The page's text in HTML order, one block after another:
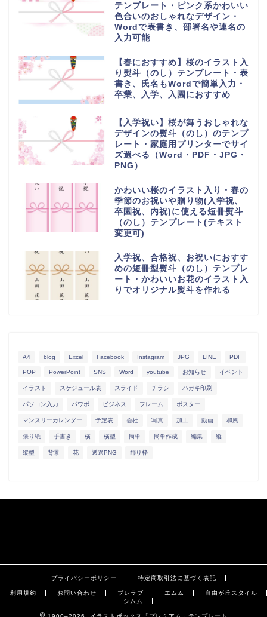
テンプレート・ピンク系かわいい
色合いのおしゃれなデザイン・
Wordで表書き、部署名や連名の
入力可能
【春におすすめ】桜のイラスト入
り熨斗（のし）テンプレート・表
書き、氏名もWordで簡単入力・
卒業、入学、入園におすすめ
【入学祝い】桜が舞うおしゃれな
デザインの熨斗（のし）のテンプ
レート・家庭用プリンターでサイ
ズ選べる（Word・PDF・JPG・
PNG）
かわいい桜のイラスト入り・春の
季節のお祝いや贈り物(入学祝、
卒園祝、内祝)に使える短冊熨斗
（のし）テンプレート(テキスト
変更可)
入学祝、合格祝、お祝いにおすす
めの短冊型熨斗（のし）テンプレ
ート・かわいいお花のイラスト入
りでオリジナル熨斗を作れる
A4 blog Excel Facebook Instagram JPG LINE PDF
POP PowerPoint SNS Word youtube お知らせ イベント
イラスト スケジュール表 スライド チラシ ハガキ印刷
パソコン入力 パワポ ビジネス フレーム ポスター
マンスリーカレンダー 予定表 会社 写真 加工 動画 和風
張り紙 手書き 横 横型 簡単 簡単作成 編集 縦
縦型 背景 花 透過PNG 飾り枠
プライバシーポリシー 特定商取引法に基づく表記
利用規約 お問い合わせ ブレラブ エムム
自由が丘スタイル
シムム